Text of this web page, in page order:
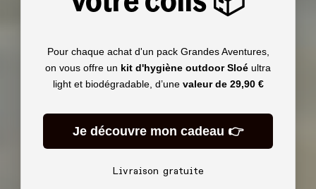
Pour chaque achat d'un pack Grandes Aventures,
on vous offre un kit d'hygiène outdoor Sloé ultra
light et biodégradable, d’une valeur de 29,90 €
Je découvre mon cadeau 👉
Livraison gratuite